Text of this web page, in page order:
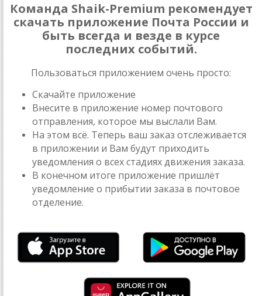
Команда Shaik-Premium рекомендует
скачать приложение Почта России и
быть всегда и везде в курсе
последних событий.
Пользоваться приложением очень просто:
Скачайте приложение
Внесите в приложение номер почтового
отправления, которое мы выслали Вам.
На этом всё. Теперь ваш заказ отслеживается
в приложении и Вам будут приходить
уведомления о всех стадиях движения заказа.
В конечном итоге приложение пришлёт
уведомление о прибытии заказа в почтовое
отделение.